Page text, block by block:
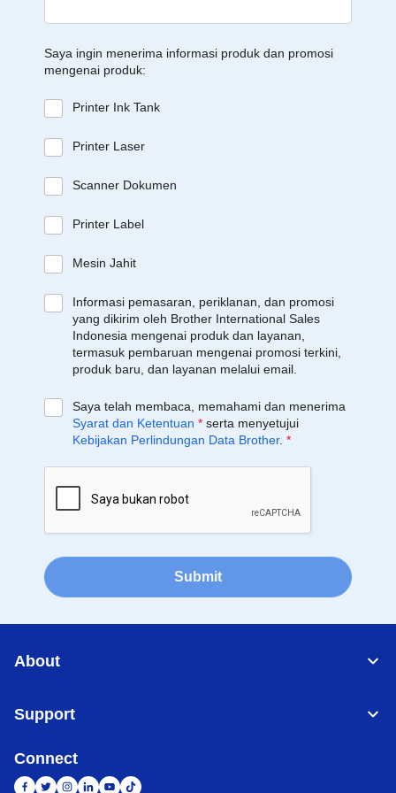
Saya ingin menerima informasi produk dan promosi
mengenai produk:
Printer Ink Tank
Printer Laser
Scanner Dokumen
Printer Label
Mesin Jahit
Informasi pemasaran, periklanan, dan promosi
yang dikirim oleh Brother International Sales
Indonesia mengenai produk dan layanan,
termasuk pembaruan mengenai promosi terkini,
produk baru, dan layanan melalui email.
Saya telah membaca, memahami dan menerima
Syarat dan Ketentuan * serta menyetujui
Kebijakan Perlindungan Data Brother. *
Submit
About
Support
Connect